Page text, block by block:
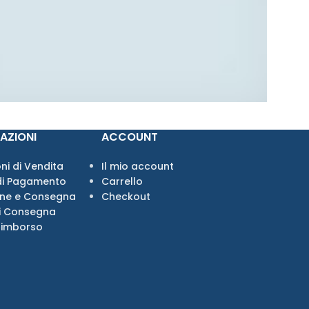
di Vendita
Pagamento
e Consegna
Consegna
ACCOUNT
Il mio account
Carrello
Checkout